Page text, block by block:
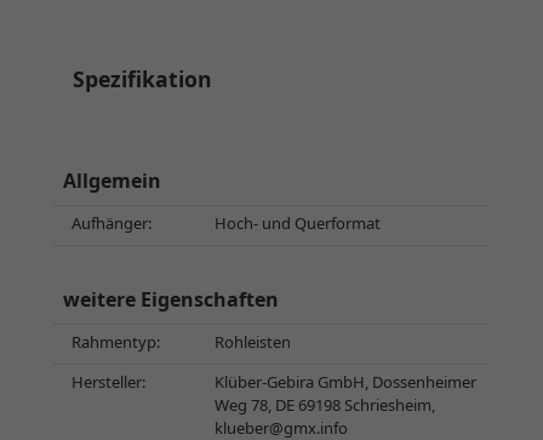
Spezifikation
Allgemein
Aufhänger: Hoch- und Querformat
weitere Eigenschaften
Rahmentyp:
Rohleisten
Hersteller:
Klüber-Gebira GmbH, Dossenheimer
Weg 78, DE 69198 Schriesheim,
klueber@gmx.info